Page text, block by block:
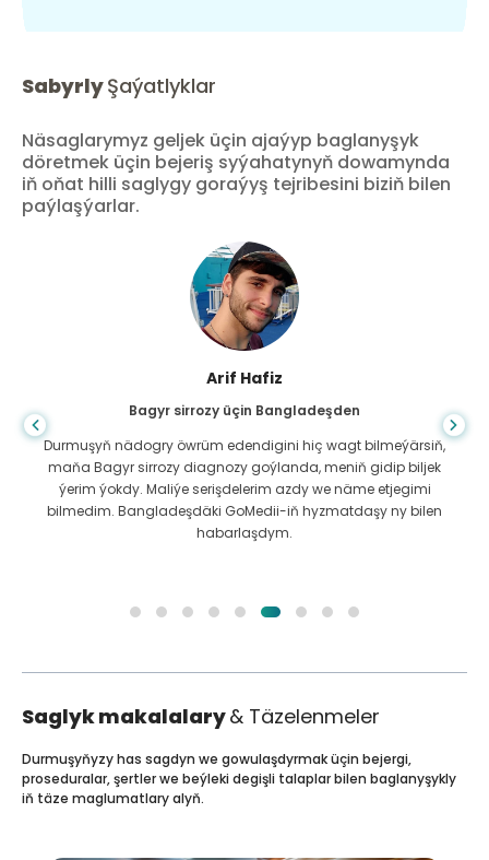
SabyrlyŞaýatlyklar
Näsaglarymyz geljek üçin ajaýyp baglanyşyk
döretmek üçin bejeriş syýahatynyň dowamynda
iň oňat hilli saglygy goraýyş tejribesini biziň bilen
paýlaşýarlar.
Arif Hafiz
Bagyr sirrozy üçin Bangladeşden
Durmuşyň nädogry öwrüm edendigini hiç wagt bilmeýärsiň,
maňa Bagyr sirrozy diagnozy goýlanda, meniň gidip biljek
ýerim ýokdy. Maliýe serişdelerim azdy we näme etjegimi
bilmedim. Bangladeşdäki GoMedii-iň hyzmatdaşy ny bilen
habarlaşdym.
Saglyk makalalary& Täzelenmeler
Durmuşyňyzy has sagdyn we gowulaşdyrmak üçin bejergi,
proseduralar, şertler we beýleki degişli talaplar bilen baglanyşykly
iň täze maglumatlary alyň.